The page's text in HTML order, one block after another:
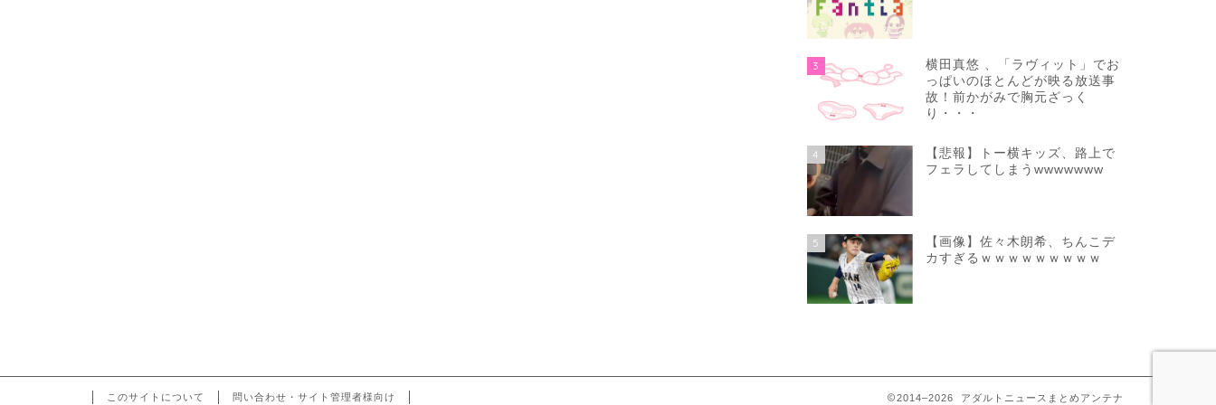
3
横田真悠 、「ラヴィット」でお
っぱいのほとんどが映る放送事
故！前かがみで胸元ざっく
り・・・
4
【悲報】トー横キッズ、路上で
フェラしてしまうwwwwwww
5
【画像】佐々木朗希、ちんこデ
カすぎるｗｗｗｗｗｗｗｗｗ
このサイトについて 問い合わせ・サイト管理者様向け 2014–2026 アダルトニュースまとめアンテナ